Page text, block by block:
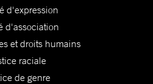
d'expression
d'association
et droits humains
raciale
de genre